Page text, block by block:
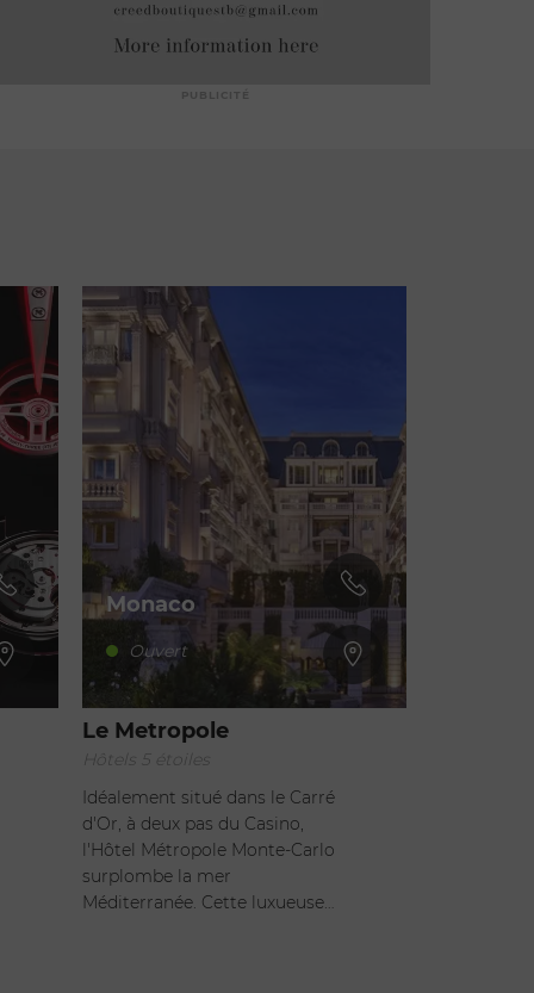
PUBLICITÉ
Monaco
Ouvert
Le Metropole
Hôtels 5 étoiles
Idéalement situé dans le Carré
d'Or, à deux pas du Casino,
l'Hôtel Métropole Monte-Carlo
surplombe la mer
Méditerranée. Cette luxueuse…